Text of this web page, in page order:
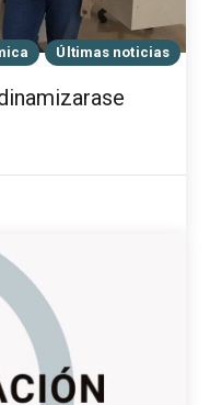
Últimas noticias